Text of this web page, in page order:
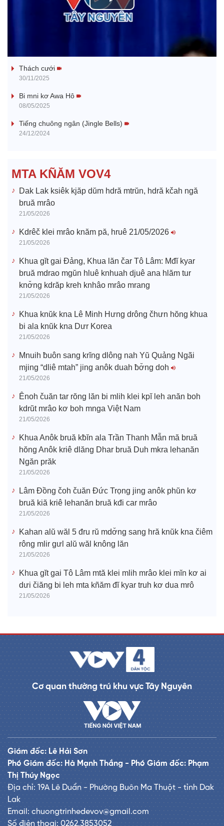
P
a
i
o
Thách cưới
30/11/2025
Bi mni kơ Awa Hô
08/05/2025
Tiếng chuông ngân (Jingle Bells)
24/12/2024
MTA KÑĂM VOV4
Dak Lak ksiêk kjăp dŭm hdră mtrŭn, hdră kčah ngă
bruă mrâo
21/05/2026
Kdrêč klei mrâo knăm pă, hruê 21/05/2026
21/05/2026
Khua gĭt gai Đảng, Khua lăn čar Tô Lâm: Mđĭ kyar
bruă mdrao mgŭn hluê knhuah djuê ana hlăm tur
knơ̆ng kdrăp kreh knhâo mrâo mrang
21/05/2026
Khua knŭk kna Lê Minh Hưng drông čhưn hŏng khua
bi ala knŭk kna Dưr Korea
21/05/2026
Mnuih ƀuôn sang krĭng dlông nah Yŭ Quảng Ngãi
mjing “dliê mtah” jing anôk duah ƀơ̆ng doh
21/05/2026
Ênoh čuăn tar rŏng lăn bi mlih klei kpĭ leh anăn boh
kdrŭt mrâo kơ boh mnga Việt Nam
21/05/2026
Khua Anôk bruă kƀĭn ala Trần Thanh Mẫn mă bruă
hŏng Anôk kriê dlăng Dhar bruă Duh mkra lehanăn
Ngăn prăk
21/05/2026
Lâm Đồng čoh čuăn Đức Trọng jing anôk phŭn kơ
bruă kiă kriê lehanăn bruă kđi car mrâo
21/05/2026
Kahan alŭ wăl 5 đru rŭ mdơ̆ng sang hră knŭk kna čiêm
rông mlir gưl alŭ wăl knông lăn
21/05/2026
Khua gĭt gai Tô Lâm mtă klei mlih mrâo klei mĭn kơ ai
dưi čiăng bi leh mta kñăm đĭ kyar truh kơ dua mrô
21/05/2026
Cơ quan thường trú khu vực Tây Nguyên
Giám đốc: Lê Hải Sơn
Phó Giám đốc: Hà Mạnh Thắng - Phó Giám đốc: Phạm
Thị Thúy Ngọc
Địa chỉ: 19A Lê Duẩn - Phường Buôn Ma Thuột - tỉnh Dak
Lak
Email: chuongtrinhedevov@gmail.com
Số điện thoại: 0262.3853052